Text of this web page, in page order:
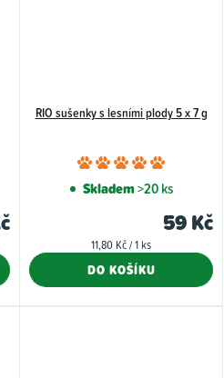
RIO sušenky s lesními plody 5 x 7 g
je
5,0
Skladem>20 ks
59 Kč
Měrná
11,80 Kč / 1 ks
DO KOŠÍKU